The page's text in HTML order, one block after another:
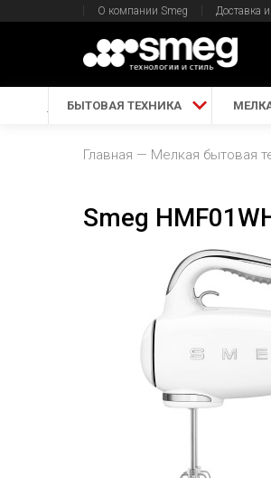
О компании Smeg Доставка
БЫТОВАЯ ТЕХНИКА
Главная Мелкая бытовая
Smeg